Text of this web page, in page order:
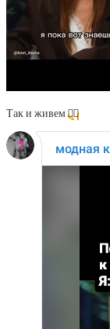
Так и живем🤷‍♂️